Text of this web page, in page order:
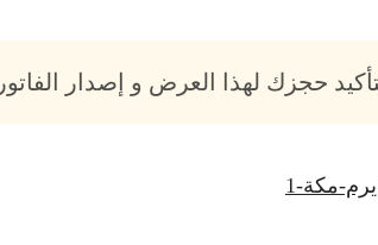
حجزك لهذا العرض و إصدار
مكة-1